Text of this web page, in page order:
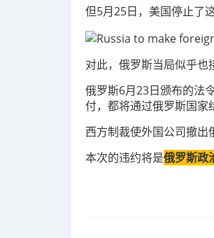
但5月25日，美国停止了
对此，俄罗斯当局似乎也
俄罗斯6月23日颁布的法
付，都将通过俄罗斯国家
西方制裁使外国公司撤出
本次的违约将是俄罗斯政